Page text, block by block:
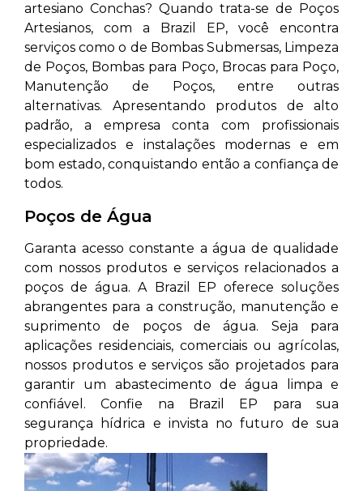
artesiano Conchas? Quando trata-se de Poços
Artesianos, com a Brazil EP, você encontra
serviços como o de Bombas Submersas, Limpeza
de Poços, Bombas para Poço, Brocas para Poço,
Manutenção de Poços, entre outras
alternativas. Apresentando produtos de alto
padrão, a empresa conta com profissionais
especializados e instalações modernas e em
bom estado, conquistando então a confiança de
todos.
Poços de Água
Garanta acesso constante a água de qualidade
com nossos produtos e serviços relacionados a
poços de água. A Brazil EP oferece soluções
abrangentes para a construção, manutenção e
suprimento de poços de água. Seja para
aplicações residenciais, comerciais ou agrícolas,
nossos produtos e serviços são projetados para
garantir um abastecimento de água limpa e
confiável. Confie na Brazil EP para sua
segurança hídrica e invista no futuro de sua
propriedade.